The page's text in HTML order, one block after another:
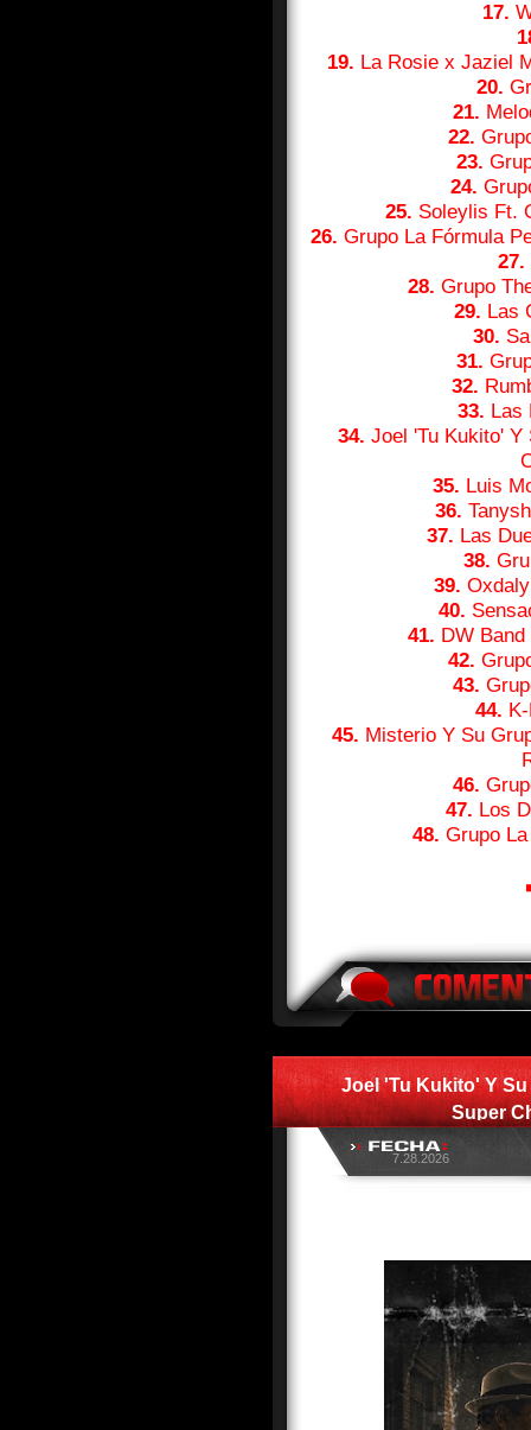
17.
19. La Rosie x Jaziel
20.
21.
22.
23.
24.
25. Soleylis Ft.
26. Grupo La Fórmula
27.
28. Grupo
29. Las
30.
31.
32.
33. Las
34. Joel 'Tu Kukito' Y
35. Luis
36.
37. Las
38.
39.
40.
41. DW
42.
43.
44.
45. Misterio Y Su
46.
47. Los
48. Grupo
Joel 'Tu Kukito' Y
Super
7.28.2026